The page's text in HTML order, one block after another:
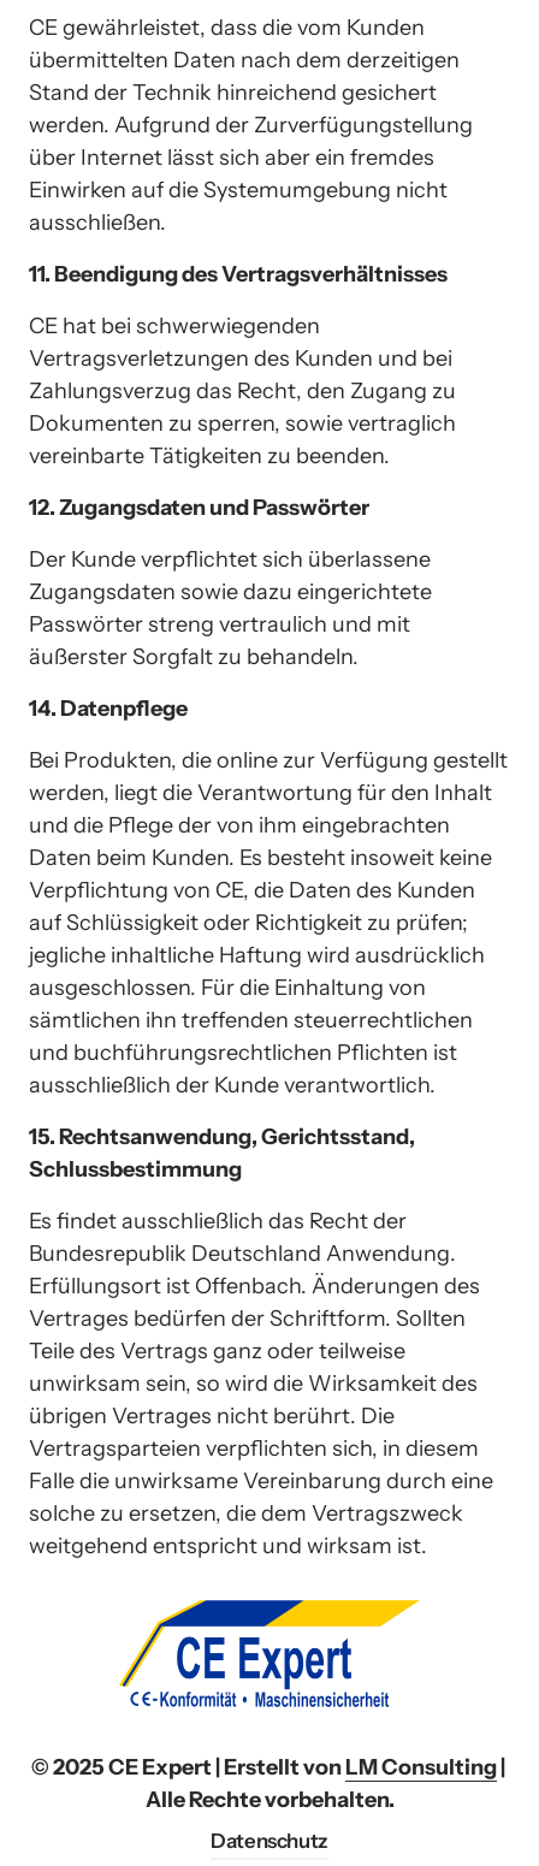
CE gewährleistet, dass die vom Kunden
übermittelten Daten nach dem derzeitigen
Stand der Technik hinreichend gesichert
werden. Aufgrund der Zurverfügungstellung
über Internet lässt sich aber ein fremdes
Einwirken auf die Systemumgebung nicht
ausschließen.
11. Beendigung des Vertragsverhältnisses
CE hat bei schwerwiegenden
Vertragsverletzungen des Kunden und bei
Zahlungsverzug das Recht, den Zugang zu
Dokumenten zu sperren, sowie vertraglich
vereinbarte Tätigkeiten zu beenden.
12. Zugangsdaten und Passwörter
Der Kunde verpflichtet sich überlassene
Zugangsdaten sowie dazu eingerichtete
Passwörter streng vertraulich und mit
äußerster Sorgfalt zu behandeln.
14. Datenpflege
Bei Produkten, die online zur Verfügung gestellt
werden, liegt die Verantwortung für den Inhalt
und die Pflege der von ihm eingebrachten
Daten beim Kunden. Es besteht insoweit keine
Verpflichtung von CE, die Daten des Kunden
auf Schlüssigkeit oder Richtigkeit zu prüfen;
jegliche inhaltliche Haftung wird ausdrücklich
ausgeschlossen. Für die Einhaltung von
sämtlichen ihn treffenden steuerrechtlichen
und buchführungsrechtlichen Pflichten ist
ausschließlich der Kunde verantwortlich.
15. Rechtsanwendung, Gerichtsstand,
Schlussbestimmung
Es findet ausschließlich das Recht der
Bundesrepublik Deutschland Anwendung.
Erfüllungsort ist Offenbach. Änderungen des
Vertrages bedürfen der Schriftform. Sollten
Teile des Vertrags ganz oder teilweise
unwirksam sein, so wird die Wirksamkeit des
übrigen Vertrages nicht berührt. Die
Vertragsparteien verpflichten sich, in diesem
Falle die unwirksame Vereinbarung durch eine
solche zu ersetzen, die dem Vertragszweck
weitgehend entspricht und wirksam ist.
© 2025 CE Expert | Erstellt von LM Consulting |
Alle Rechte vorbehalten.
Datenschutz